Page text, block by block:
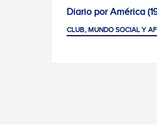
Diario por América (1926-2026)
CLUB, MUNDO SOCIAL Y AFICIÓN